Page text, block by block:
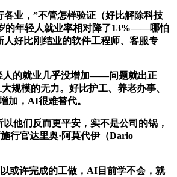
业，”不管怎样验证（好比解除科技
的年轻人就业率相对降了13%——哪怕
好比刚结业的软件工程师、客服专
人的就业几乎没增加——问题就出正
规模的无力。好比护工、养老办事、
加，AI很难替代。
他们反而更平安，实不是公司的锅，
行官达里奥·阿莫代伊（Dario
或许完成的工做，AI目前学不会，就